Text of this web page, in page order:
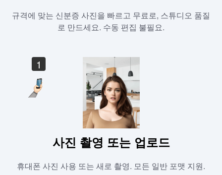
규격에 맞는 신분증 사진을 빠르고 무료로, 스튜디오 품질
로 만드세요. 수동 편집 불필요.
1
사진 촬영 또는 업로드
휴대폰 사진 사용 또는 새로 촬영. 모든 일반 포맷 지원.